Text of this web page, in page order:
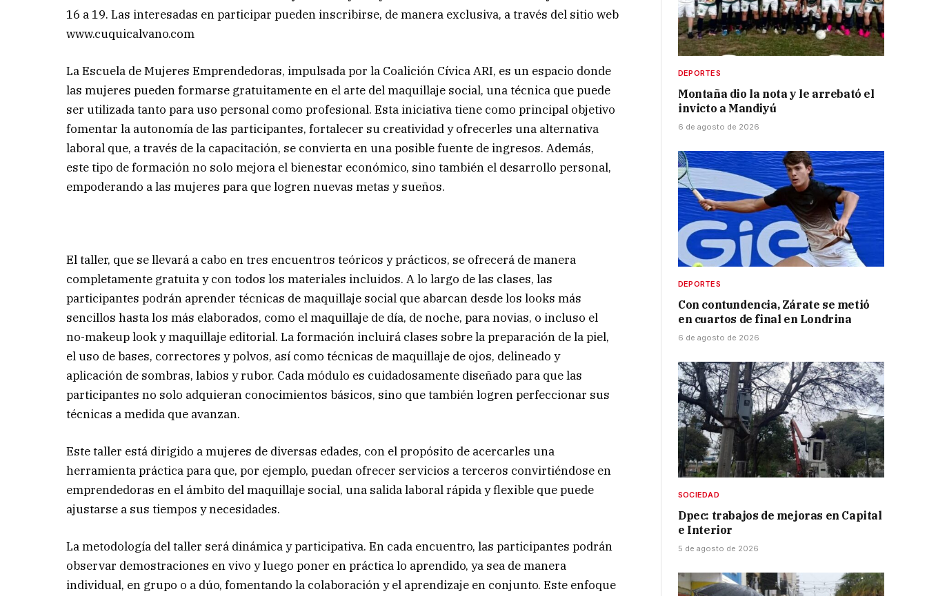
16 a 19. Las interesadas en participar pueden inscribirse, de manera exclusiva, a través del sitio web
www.cuquicalvano.com
La Escuela de Mujeres Emprendedoras, impulsada por la Coalición Cívica ARI, es un espacio donde
las mujeres pueden formarse gratuitamente en el arte del maquillaje social, una técnica que puede
ser utilizada tanto para uso personal como profesional. Esta iniciativa tiene como principal objetivo
fomentar la autonomía de las participantes, fortalecer su creatividad y ofrecerles una alternativa
laboral que, a través de la capacitación, se convierta en una posible fuente de ingresos. Además,
este tipo de formación no solo mejora el bienestar económico, sino también el desarrollo personal,
empoderando a las mujeres para que logren nuevas metas y sueños.
El taller, que se llevará a cabo en tres encuentros teóricos y prácticos, se ofrecerá de manera
completamente gratuita y con todos los materiales incluidos. A lo largo de las clases, las
participantes podrán aprender técnicas de maquillaje social que abarcan desde los looks más
sencillos hasta los más elaborados, como el maquillaje de día, de noche, para novias, o incluso el
no-makeup look y maquillaje editorial. La formación incluirá clases sobre la preparación de la piel,
el uso de bases, correctores y polvos, así como técnicas de maquillaje de ojos, delineado y
aplicación de sombras, labios y rubor. Cada módulo es cuidadosamente diseñado para que las
participantes no solo adquieran conocimientos básicos, sino que también logren perfeccionar sus
técnicas a medida que avanzan.
Este taller está dirigido a mujeres de diversas edades, con el propósito de acercarles una
herramienta práctica para que, por ejemplo, puedan ofrecer servicios a terceros convirtiéndose en
emprendedoras en el ámbito del maquillaje social, una salida laboral rápida y flexible que puede
ajustarse a sus tiempos y necesidades.
La metodología del taller será dinámica y participativa. En cada encuentro, las participantes podrán
observar demostraciones en vivo y luego poner en práctica lo aprendido, ya sea de manera
individual, en grupo o a dúo, fomentando la colaboración y el aprendizaje en conjunto. Este enfoque
DEPORTES
Montaña dio la nota y le arrebató el
invicto a Mandiyú
6 de agosto de 2026
DEPORTES
Con contundencia, Zárate se metió
en cuartos de final en Londrina
6 de agosto de 2026
SOCIEDAD
Dpec: trabajos de mejoras en Capital
e Interior
5 de agosto de 2026